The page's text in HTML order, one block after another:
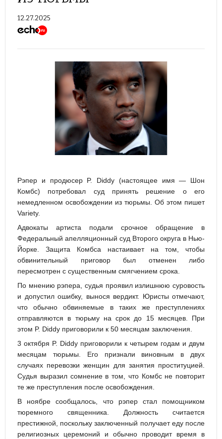
12.27.2025
Рэпер и продюсер P. Diddy (настоящее имя — Шон
Комбс) потребовал суд принять решение о его
немедленном освобождении из тюрьмы. Об этом пишет
Variety.
Адвокаты артиста подали срочное обращение в
Федеральный апелляционный суд Второго округа в Нью-
Йорке. Защита Комбса настаивает на том, чтобы
обвинительный приговор был отменен либо
пересмотрен с существенным смягчением срока.
По мнению рэпера, судья проявил излишнюю суровость
и допустил ошибку, вынося вердикт. Юристы отмечают,
что обычно обвиняемые в таких же преступлениях
отправляются в тюрьму на срок до 15 месяцев. При
этом P. Diddy приговорили к 50 месяцам заключения.
3 октября P. Diddy приговорили к четырем годам и двум
месяцам тюрьмы. Его признали виновным в двух
случаях перевозки женщин для занятия проституцией.
Судья выразил сомнение в том, что Комбс не повторит
те же преступления после освобождения.
В ноябре сообщалось, что рэпер стал помощником
тюремного священника. Должность считается
престижной, поскольку заключенный получает еду после
религиозных церемоний и обычно проводит время в